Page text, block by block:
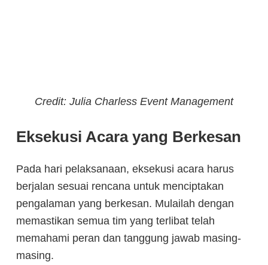
Credit: Julia Charless Event Management
Eksekusi Acara yang Berkesan
Pada hari pelaksanaan, eksekusi acara harus
berjalan sesuai rencana untuk menciptakan
pengalaman yang berkesan. Mulailah dengan
memastikan semua tim yang terlibat telah
memahami peran dan tanggung jawab masing-
masing.